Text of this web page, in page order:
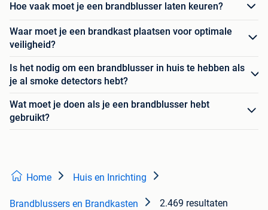
Hoe vaak moet je een brandblusser laten keuren?
Waar moet je een brandkast plaatsen voor optimale
veiligheid?
Is het nodig om een brandblusser in huis te hebben als
je al smoke detectors hebt?
Wat moet je doen als je een brandblusser hebt
gebruikt?
Home Huis en Inrichting
Brandblussers en Brandkasten 2.469 resultaten